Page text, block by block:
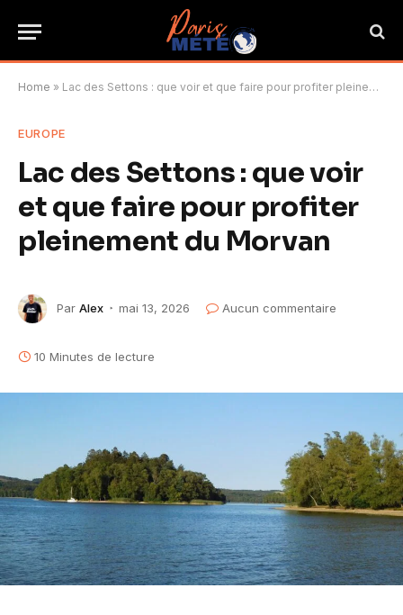
Home » Lac des Settons : que voir et que faire pour profiter pleinement du Morvan
EUROPE
Lac des Settons : que voir
et que faire pour profiter
pleinement du Morvan
Par Alex mai 13, 2026 Aucun commentaire
10 Minutes de lecture